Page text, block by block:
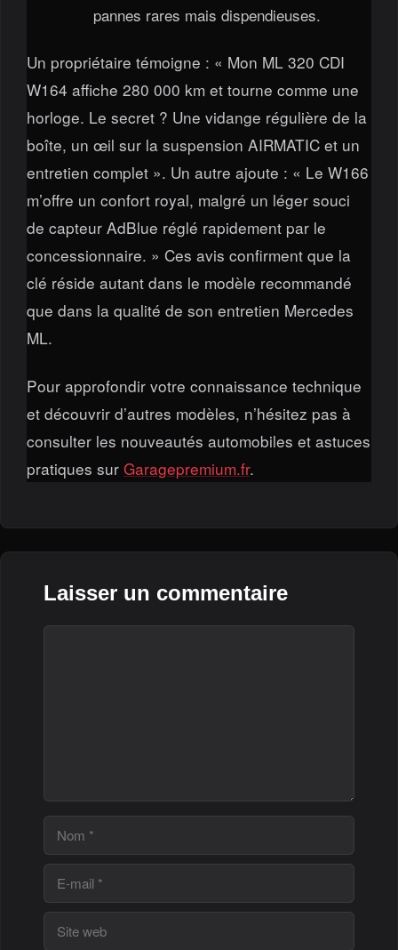
pannes rares mais dispendieuses.
Un propriétaire témoigne : « Mon ML 320 CDI
W164 affiche 280 000 km et tourne comme une
horloge. Le secret ? Une vidange régulière de la
boîte, un œil sur la suspension AIRMATIC et un
entretien complet ». Un autre ajoute : « Le W166
m’offre un confort royal, malgré un léger souci
de capteur AdBlue réglé rapidement par le
concessionnaire. » Ces avis confirment que la
clé réside autant dans le modèle recommandé
que dans la qualité de son entretien Mercedes
ML.
Pour approfondir votre connaissance technique
et découvrir d’autres modèles, n’hésitez pas à
consulter les nouveautés automobiles et astuces
pratiques sur Garagepremium.fr.
Laisser un commentaire
mail
web